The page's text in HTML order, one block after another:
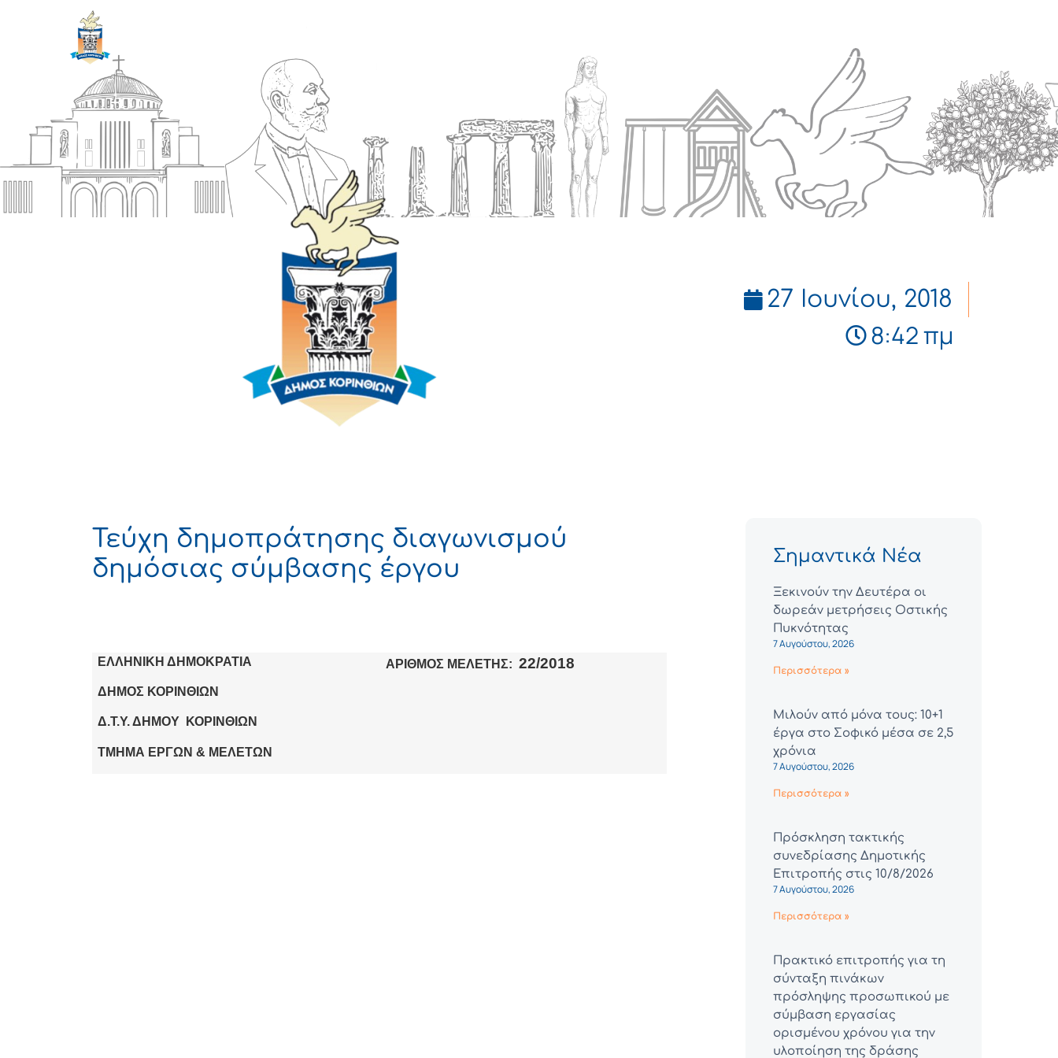
27 Ιουνίου, 2018
8:42 πμ
Τεύχη δημοπράτησης διαγωνισμού
δημόσιας σύμβασης έργου
ΕΛΛΗΝΙΚΗ ΔΗΜΟΚΡΑΤΙΑ
ΔΗΜΟΣ ΚΟΡΙΝΘΙΩΝ
Δ.Τ.Υ. ΔΗΜΟΥ ΚΟΡΙΝΘΙΩΝ
ΤΜΗΜΑ ΕΡΓΩΝ & ΜΕΛΕΤΩΝ
ΑΡΙΘΜΟΣ ΜΕΛΕΤΗΣ:22/2018
Σημαντικά Νέα
Ξεκινούν την Δευτέρα οι
δωρεάν μετρήσεις Οστικής
Πυκνότητας
7 Αυγούστου, 2026
Περισσότερα »
Μιλούν από μόνα τους: 10+1
έργα στο Σοφικό μέσα σε 2,5
χρόνια
7 Αυγούστου, 2026
Περισσότερα »
Πρόσκληση τακτικής
συνεδρίασης Δημοτικής
Επιτροπής στις 10/8/2026
7 Αυγούστου, 2026
Περισσότερα »
Πρακτικό επιτροπής για τη
σύνταξη πινάκων
πρόσληψης προσωπικού με
σύμβαση εργασίας
ορισμένου χρόνου για την
υλοποίηση της δράσης